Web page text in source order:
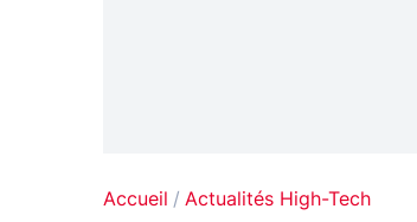
Accueil Actualités High-Tech